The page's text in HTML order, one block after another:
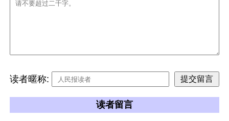
读者暱称:
读者留言